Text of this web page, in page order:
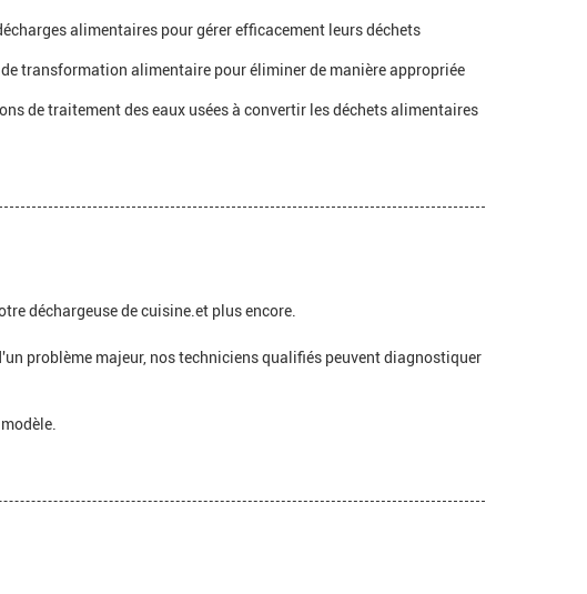
alimentaires pour gérer efficacement leurs déchets
transformation alimentaire pour éliminer de manière appropriée
de traitement des eaux usées à convertir les déchets alimentaires
déchargeuse de cuisine.et plus encore.
problème majeur, nos techniciens qualifiés peuvent diagnostiquer